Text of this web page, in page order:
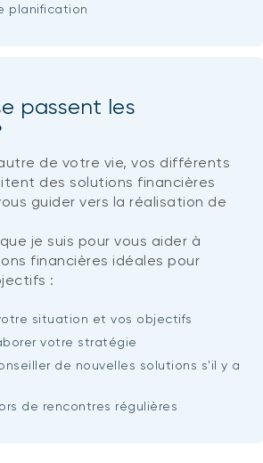
planification
passent les
de votre vie, vos différents
des solutions financières
guider vers la réalisation de
je suis pour vous aider à
financières idéales pour
:
situation et vos objectifs
votre stratégie
de nouvelles solutions s'il y a
de rencontres régulières